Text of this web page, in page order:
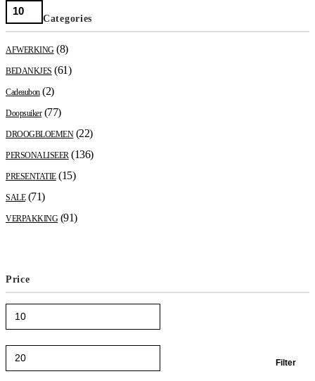
Categories
AFWERKING (8)
BEDANKJES (61)
Cadeaubon (2)
Doopsuiker (77)
DROOGBLOEMEN (22)
PERSONALISEER (136)
PRESENTATIE (15)
SALE (71)
VERPAKKING (91)
Price
Min.
prijs
Max.
prijs
Filter